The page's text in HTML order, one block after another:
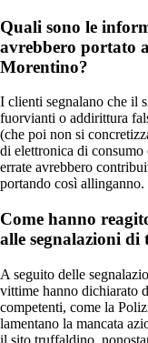
Quali sono le
avrebbero portato
Morentino?
I clienti segnalano che il
fuorvianti o addirittura
(che poi non si
di elettronica di
errate avrebbero
portando così allinganno.
Come hanno
alle segnalazioni
A seguito delle
vittime hanno dichiarato
competenti, come la
lamentano la mancata
il sito truffaldino,